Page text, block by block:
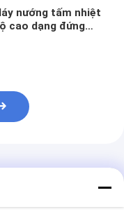
nướng tấm nhiệt
cao dạng đứng